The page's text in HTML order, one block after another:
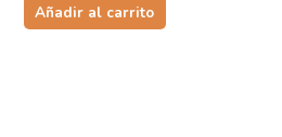
Añadir al carrito